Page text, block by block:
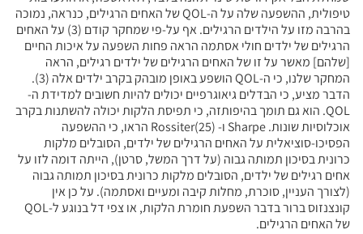
טיפולית, ההשפעה שלה על ה-QOL של האחים הרגילים, כנראה, נמוכה
בהרבה מזו על הילדים הרגילים. אף על-פי שמחקר קודם (3) על האחים
הרגילים של ילדים חולי אסתמה הראה פחות השפעה על איכות החיים
[שלהם] מאשר על זו של האחים הרגילים של ילדים רגילים, הראה
המחקר שלנו, כי ה-QOL הושפע באופן מובהק בקרב ילדים אלה (3).
הדבר מציע, כי הבדלים גיאוגרפיים יכולים להיות חשובים למדידת ה-
QOL. הוא גם תומך בהיפותזה, כי תפיסת הלקות יכולה להשתנות בקרב
אוכלוסיות שונות. Sharpe ו- Rossiter(25) הראו, כי ההשפעה
הפסיכו-סוציאלית על האחים הרגילים של ילדים, הסובלים מלקות
כרונית בסיכון תמותה גבוה (על דרך המשל, סרטן), הייתה דומה לזו על
אחים רגילים של ילדים, הסובלים מלקות כרונית בסיכון תמותה גבוה
(לצורך העניין, סוכרת, מחלות קיבה ומעיים ואסתמה). על כן אין
קונצנזוס ברור בדבר השפעת חומרת הלקות, או צפי דל בנוגע ל-QOL
של האחים הרגילים.